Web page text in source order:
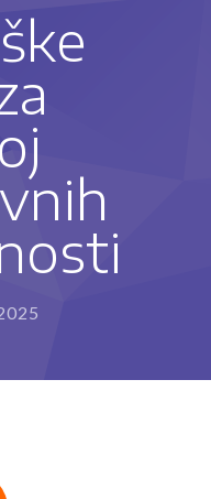
1. razred
zadataka
pisanja i
(IET-Č®)